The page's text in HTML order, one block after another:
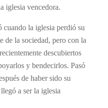
iglesia vencedora.
la iglesia perdió su
de la sociedad, pero con la
descubiertos
y bendecirlos. Pasó
de haber sido su
a ser la iglesia